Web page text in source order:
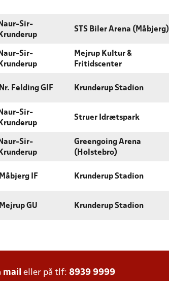
Naur-Sir-
Krunderup
STS Biler Arena (Måbjerg)
Naur-Sir-
Krunderup
Mejrup Kultur &
Fritidscenter
Nr. Felding GIF Krunderup Stadion
Naur-Sir-
Krunderup
Struer Idrætspark
Naur-Sir-
Krunderup
Greengoing Arena
(Holstebro)
Måbjerg IF Krunderup Stadion
Mejrup GU Krunderup Stadion
mail eller på tlf: 8939 9999